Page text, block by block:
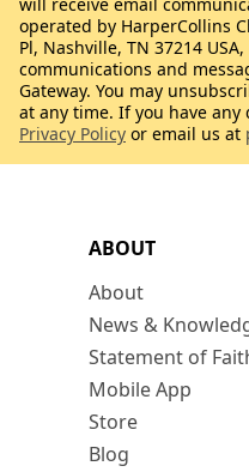
ABOUT
About
News &
Statement of
Mobile App
Store
Blog
operated by HarperCollins
Pl, Nashville, TN 37214
communications and
Gateway. You may
at any time. If you have
Privacy Policy or email us at